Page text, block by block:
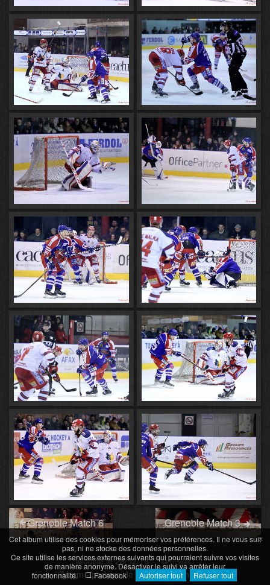
Grenoble Match 6 Grenoble Match 3
Modifié le28/02/18 44 images
jAlbum - partage de photos en ligne ·Tiger
×
Cet album utilise des cookies pour mémoriser vos préférences. Il ne vous suit
pas, ni ne stocke des données personnelles.
Ce site utilise les services externes suivants qui pourraient suivre vos visites
de manière anonyme. Désactiver le suivi va arrêter leur
fonctionnalité.
Facebook Autoriser tout Refuser tout